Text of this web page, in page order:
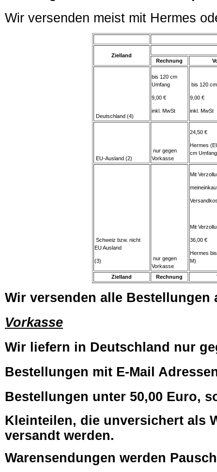
Wir versenden meist mit Hermes
Zielland
Rechnung
Zielland Rechnung
Deutschland (4)
bis 120 cm
Umfang
9,00 €
inkl. MwSt
bis 120
9,00 €
inkl. MwSt
EU-Ausland (2)
nur gegen
Vorkasse
24,50 €
Hermes
cm
Schweiz bzw. nicht
EU Ausland
(3)
nur gegen
Vorkasse
Mit
Mit
36,00 €
Hermes
M)
Wir versenden alle Bestellungen
Vorkasse
Wir liefern in Deutschland nur
Bestellungen mit E-Mail
Bestellungen unter 50,00 Euro,
Kleinteilen, die unversichert als
versandt werden.
Warensendungen werden